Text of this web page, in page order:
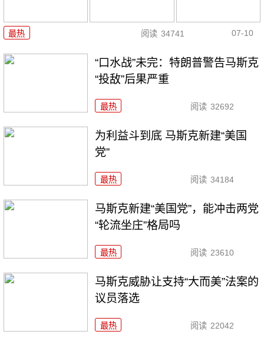
最热 阅读 34741 07-10
“口水战”未完：特朗普警告马斯克
“投敌”后果严重
最热 阅读 32692
为利益斗到底 马斯克新建“美国
党”
最热 阅读 34184
马斯克新建“美国党”，能冲击两党
“轮流坐庄”格局吗
最热 阅读 23610
马斯克威胁让支持“大而美”法案的
议员落选
最热 阅读 22042